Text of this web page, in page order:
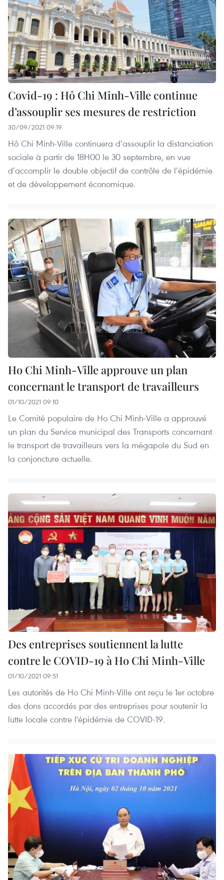
Covid-19 : Hô Chi Minh-Ville continue
d’assouplir ses mesures de restriction
30/09/2021 09:19
Hô Chi Minh-Ville continuera d’assouplir la distanciation
sociale à partir de 18H00 le 30 septembre, en vue
d’accomplir le double objectif de contrôle de l’épidémie
et de développement économique.
Ho Chi Minh-Ville approuve un plan
concernant le transport de travailleurs
01/10/2021 09:10
Le Comité populaire de Ho Chi Minh-Ville a approuvé
un plan du Service municipal des Transports concernant
le transport de travailleurs vers la mégapole du Sud en
la conjoncture actuelle.
Des entreprises soutiennent la lutte
contre le COVID-19 à Ho Chi Minh-Ville
01/10/2021 09:51
Les autorités de Ho Chi Minh-Ville ont reçu le 1er octobre
des dons accordés par des entreprises pour soutenir la
lutte locale contre l'épidémie de COVID-19.